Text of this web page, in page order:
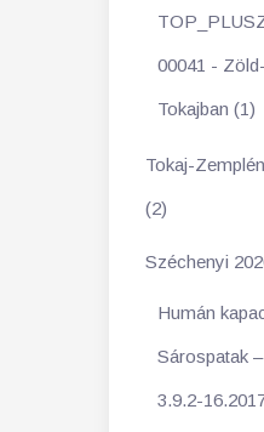
00041 -
Tokajban (1)
Tokaj-
(2)
Széchenyi
Humán
Sárospatak
3.9.2-